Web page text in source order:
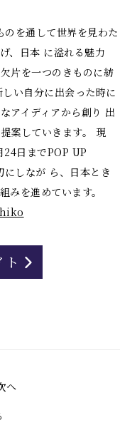
を通して世界を見わた
、日本 に溢れる魅力
片を一つのきものに紡
い自分に出会った時に
アイディアから創り 出
案していきます。 現
24日までPOP UP
しなが ら、日本とき
みを進めています。
ト
へ